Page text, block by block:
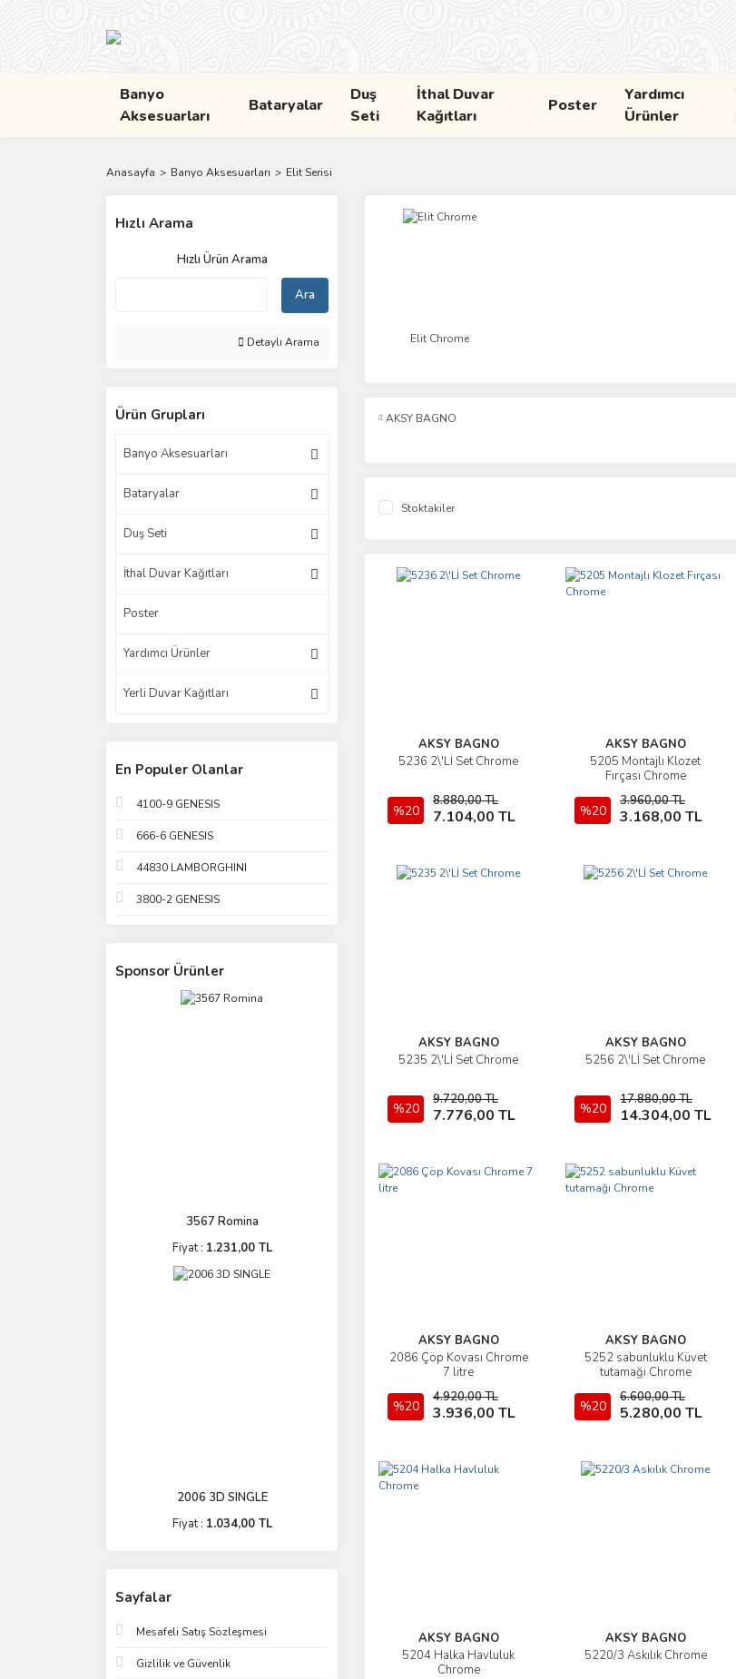
Banyo
Aksesuarları
Bataryalar
Duş
Seti
İthal Duvar
Kağıtları
Poster
Yardımcı
Ürünler
Anasayfa Banyo Aksesuarları Elit Serisi
Hızlı Arama
Hızlı Ürün Arama
Ara
Detaylı Arama
Ürün Grupları
Banyo Aksesuarları
Bataryalar
Duş Seti
İthal Duvar Kağıtları
Poster
Yardımcı Ürünler
Yerli Duvar Kağıtları
En Populer Olanlar
4100-9 GENESIS
666-6 GENESIS
44830 LAMBORGHINI
3800-2 GENESIS
Sponsor Ürünler
3567 Romina
Fiyat : 1.231,00 TL
2006 3D SINGLE
Fiyat : 1.034,00 TL
Sayfalar
Mesafeli Satış Sözleşmesi
Gizlilik ve Güvenlik
Elit Chrome
AKSY BAGNO
Stoktakiler
AKSY BAGNO
5236 2\'Lİ Set Chrome
%20
8.880,00 TL
7.104,00 TL
İncele
Sepete Ekle
AKSY BAGNO
5205 Montajlı Klozet
Fırçası Chrome
%20
3.960,00 TL
3.168,00 TL
İncele
Sepete Ekle
AKSY BAGNO
5235 2\'Lİ Set Chrome
%20
9.720,00 TL
7.776,00 TL
İncele
Sepete Ekle
AKSY BAGNO
5256 2\'Lİ Set Chrome
%20
17.880,00 TL
14.304,00 TL
İncele
Sepete Ekle
AKSY BAGNO
2086 Çöp Kovası Chrome
7 litre
%20
4.920,00 TL
3.936,00 TL
İncele
Sepete Ekle
AKSY BAGNO
5252 sabunluklu Küvet
tutamağı Chrome
%20
6.600,00 TL
5.280,00 TL
İncele
Sepete Ekle
AKSY BAGNO
5204 Halka Havluluk
Chrome
İncele
AKSY BAGNO
5220/3 Askılık Chrome
İncele